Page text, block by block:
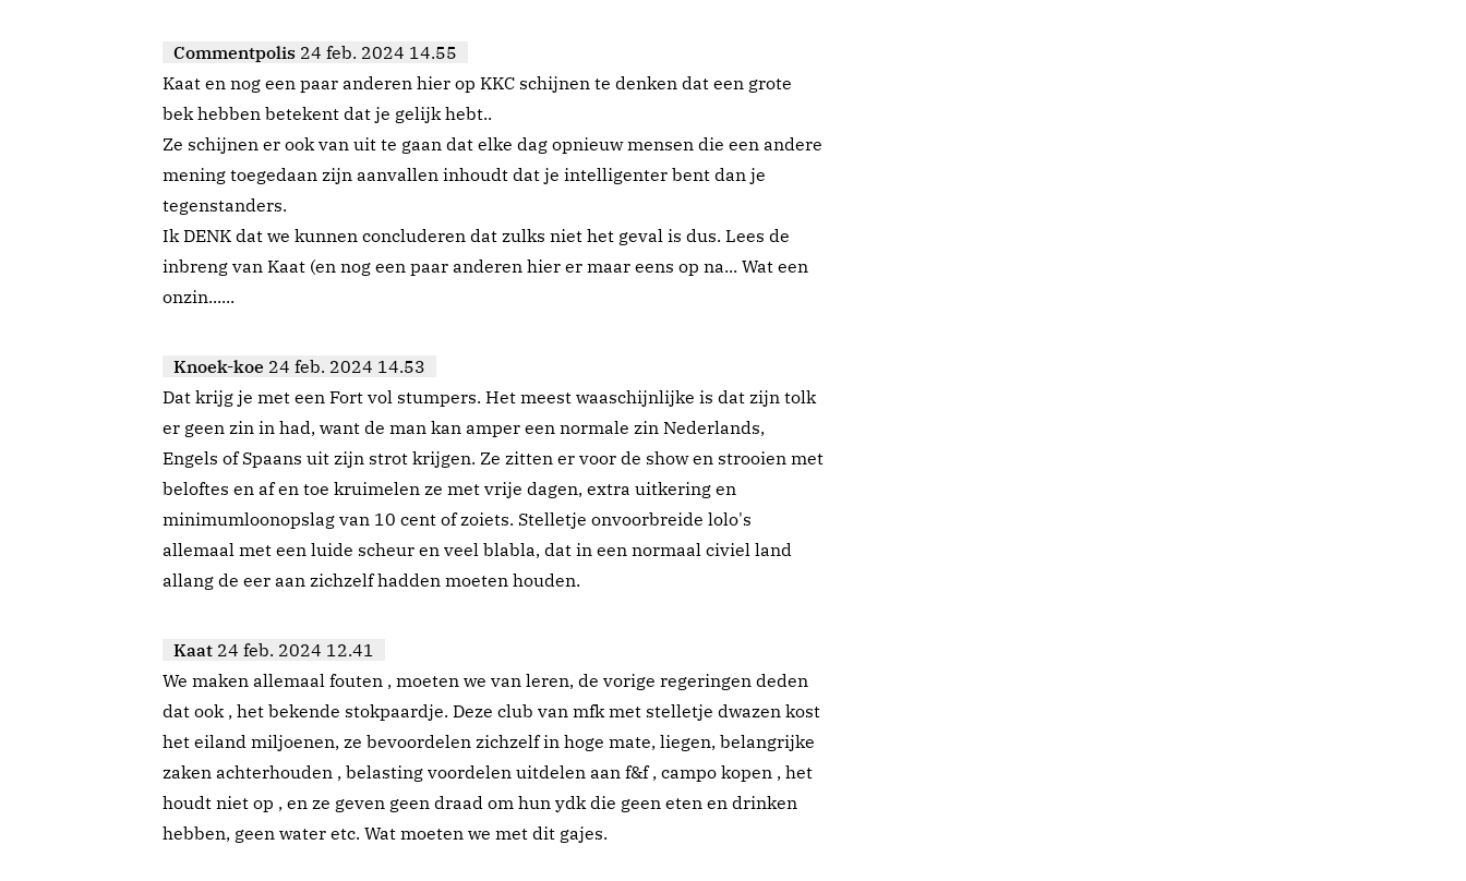
Commentpolis 24 feb. 2024 14.55
Kaat en nog een paar anderen hier op KKC schijnen te denken dat een grote
bek hebben betekent dat je gelijk hebt..
Ze schijnen er ook van uit te gaan dat elke dag opnieuw mensen die een andere
mening toegedaan zijn aanvallen inhoudt dat je intelligenter bent dan je
tegenstanders.
Ik DENK dat we kunnen concluderen dat zulks niet het geval is dus. Lees de
inbreng van Kaat (en nog een paar anderen hier er maar eens op na... Wat een
onzin......
Knoek-koe 24 feb. 2024 14.53
Dat krijg je met een Fort vol stumpers. Het meest waaschijnlijke is dat zijn tolk
er geen zin in had, want de man kan amper een normale zin Nederlands,
Engels of Spaans uit zijn strot krijgen. Ze zitten er voor de show en strooien met
beloftes en af en toe kruimelen ze met vrije dagen, extra uitkering en
minimumloonopslag van 10 cent of zoiets. Stelletje onvoorbreide lolo's
allemaal met een luide scheur en veel blabla, dat in een normaal civiel land
allang de eer aan zichzelf hadden moeten houden.
Kaat 24 feb. 2024 12.41
We maken allemaal fouten , moeten we van leren, de vorige regeringen deden
dat ook , het bekende stokpaardje. Deze club van mfk met stelletje dwazen kost
het eiland miljoenen, ze bevoordelen zichzelf in hoge mate, liegen, belangrijke
zaken achterhouden , belasting voordelen uitdelen aan f&f , campo kopen , het
houdt niet op , en ze geven geen draad om hun ydk die geen eten en drinken
hebben, geen water etc. Wat moeten we met dit gajes.